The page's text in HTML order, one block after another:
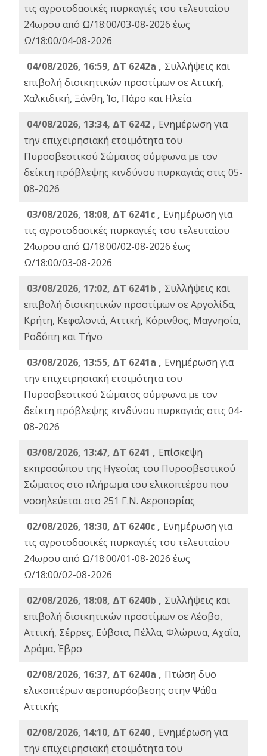
τις αγροτοδασικές πυρκαγιές του τελευταίου
24ωρου από Ω/18:00/03-08-2026 έως
Ω/18:00/04-08-2026
04/08/2026, 16:59, ΔΤ 6242a , Συλλήψεις και
επιβολή διοικητικών προστίμων σε Αττική,
Χαλκιδική, Ξάνθη, Ίο, Πάρο και Ηλεία
04/08/2026, 13:34, ΔΤ 6242 , Ενημέρωση για
την επιχειρησιακή ετοιμότητα του
Πυροσβεστικού Σώματος σύμφωνα με τον
δείκτη πρόβλεψης κινδύνου πυρκαγιάς στις 05-
08-2026
03/08/2026, 18:08, ΔΤ 6241c , Ενημέρωση για
τις αγροτοδασικές πυρκαγιές του τελευταίου
24ωρου από Ω/18:00/02-08-2026 έως
Ω/18:00/03-08-2026
03/08/2026, 17:02, ΔΤ 6241b , Συλλήψεις και
επιβολή διοικητικών προστίμων σε Αργολίδα,
Κρήτη, Κεφαλονιά, Αττική, Κόρινθος, Μαγνησία,
Ροδόπη και Τήνο
03/08/2026, 13:55, ΔΤ 6241a , Ενημέρωση για
την επιχειρησιακή ετοιμότητα του
Πυροσβεστικού Σώματος σύμφωνα με τον
δείκτη πρόβλεψης κινδύνου πυρκαγιάς στις 04-
08-2026
03/08/2026, 13:47, ΔΤ 6241 , Επίσκεψη
εκπροσώπου της Ηγεσίας του Πυροσβεστικού
Σώματος στο πλήρωμα του ελικοπτέρου που
νοσηλεύεται στο 251 Γ.Ν. Αεροπορίας
02/08/2026, 18:30, ΔΤ 6240c , Ενημέρωση για
τις αγροτοδασικές πυρκαγιές του τελευταίου
24ωρου από Ω/18:00/01-08-2026 έως
Ω/18:00/02-08-2026
02/08/2026, 18:08, ΔΤ 6240b , Συλλήψεις και
επιβολή διοικητικών προστίμων σε Λέσβο,
Αττική, Σέρρες, Εύβοια, Πέλλα, Φλώρινα, Αχαΐα,
Δράμα, Έβρο
02/08/2026, 16:37, ΔΤ 6240a , Πτώση δυο
ελικοπτέρων αεροπυρόσβεσης στην Ψάθα
Αττικής
02/08/2026, 14:10, ΔΤ 6240 , Ενημέρωση για
την επιχειρησιακή ετοιμότητα του